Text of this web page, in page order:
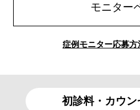
モニター
症例モニター応募
初診料・カウ